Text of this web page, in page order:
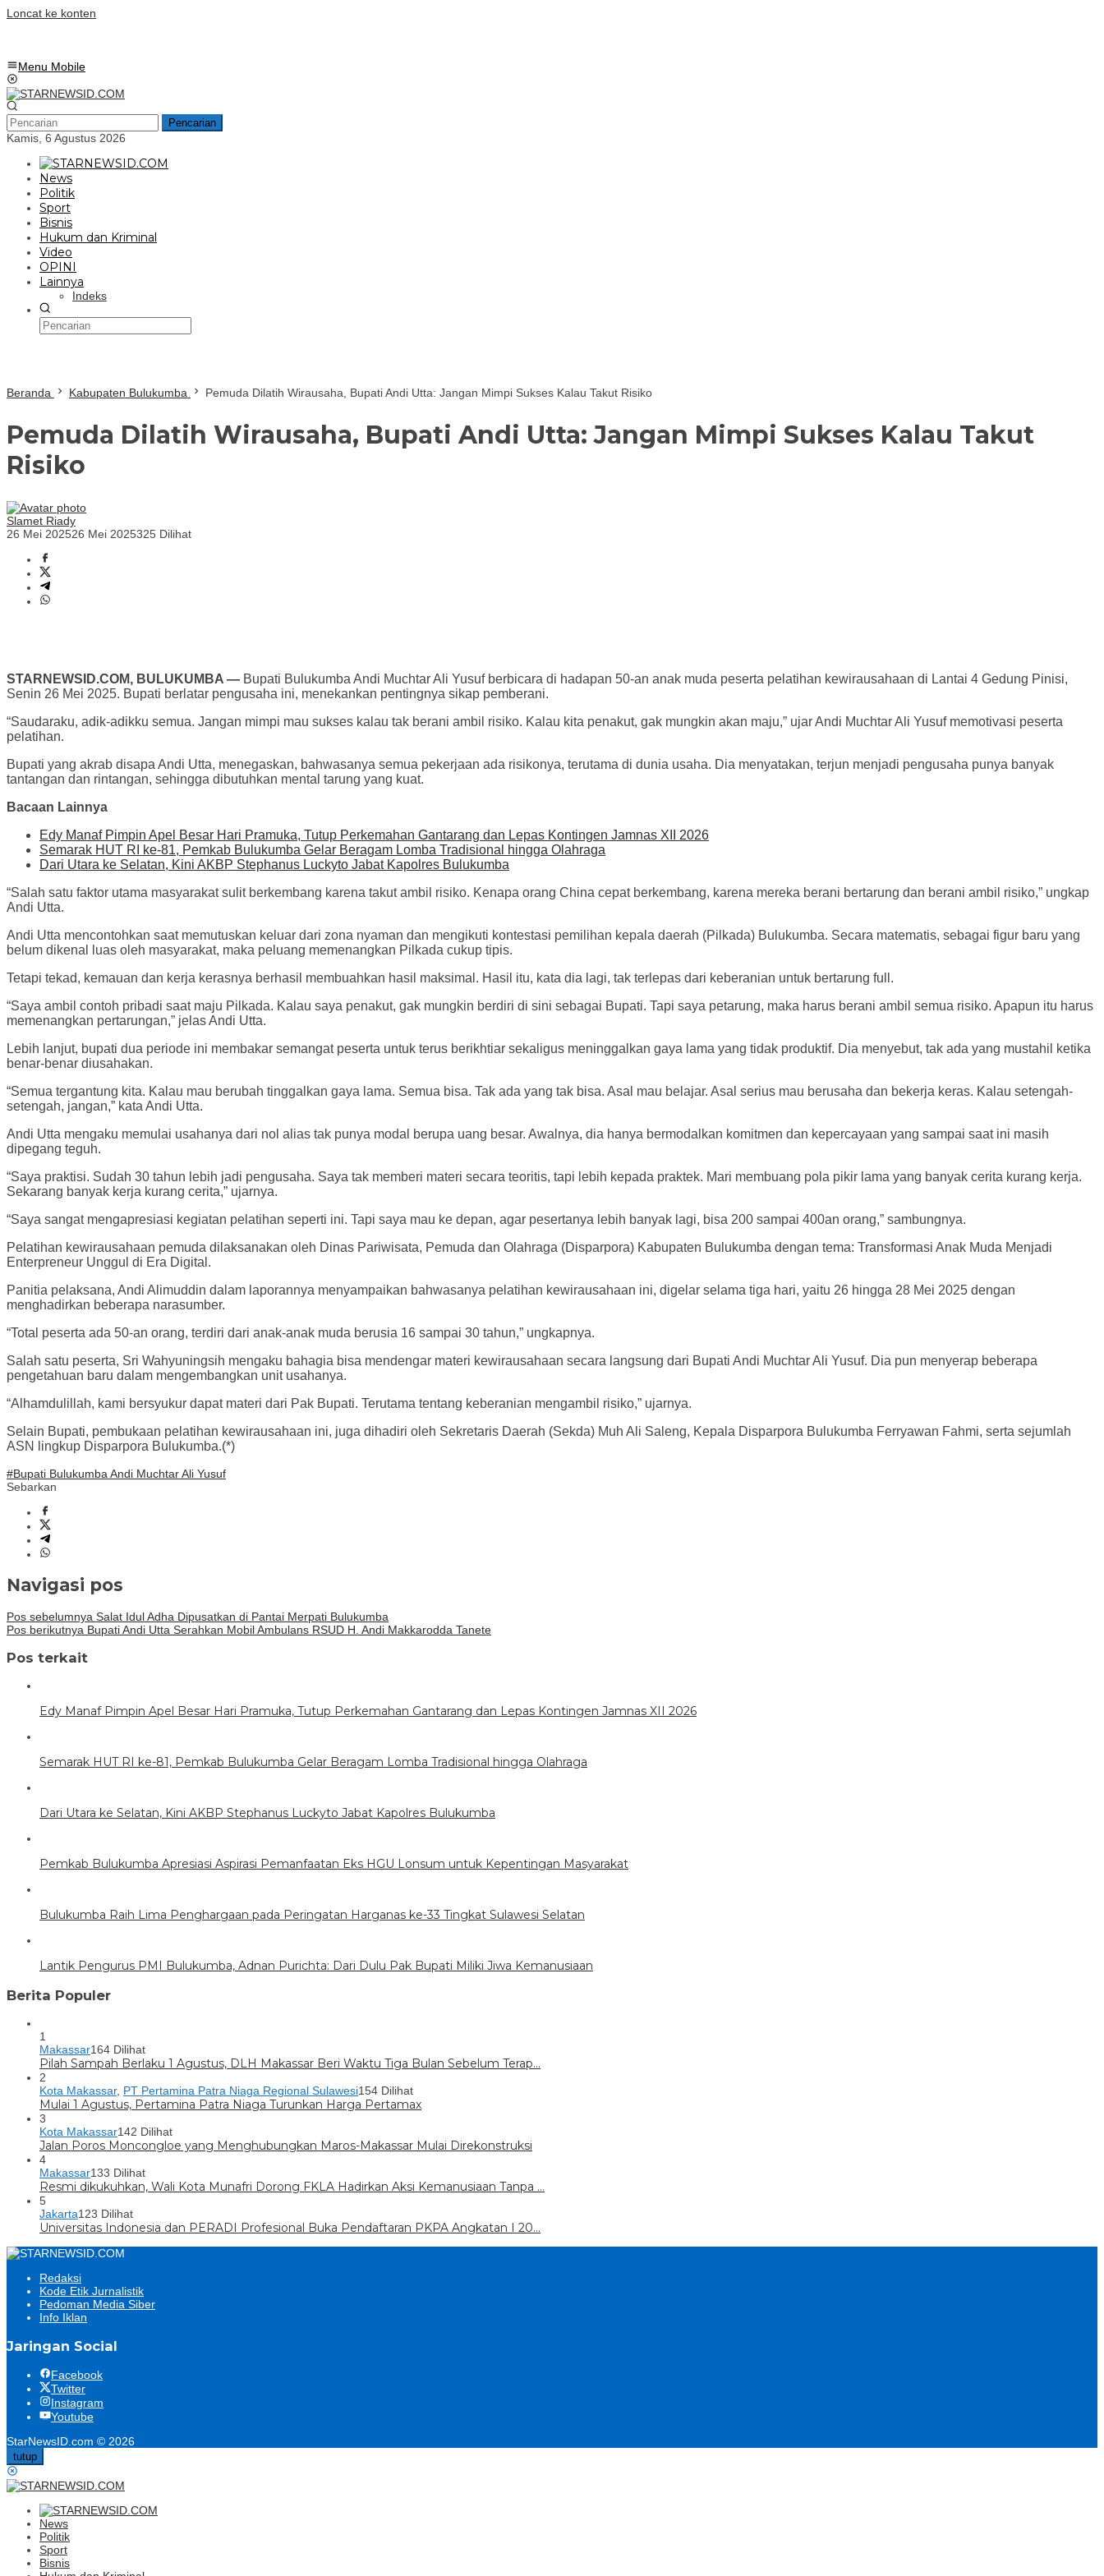
Loncat ke konten
Menu Mobile
Pencarian
Kamis, 6 Agustus 2026
News
Politik
Sport
Bisnis
Hukum dan Kriminal
Video
OPINI
Lainnya
Indeks
Beranda Kabupaten Bulukumba Pemuda Dilatih Wirausaha, Bupati Andi Utta: Jangan Mimpi Sukses Kalau Takut Risiko
Pemuda Dilatih Wirausaha, Bupati Andi Utta: Jangan Mimpi Sukses Kalau Takut
Risiko
Slamet Riady
26 Mei 202526 Mei 2025325 Dilihat
STARNEWSID.COM, BULUKUMBA — Bupati Bulukumba Andi Muchtar Ali Yusuf berbicara di hadapan 50-an anak muda peserta pelatihan kewirausahaan di Lantai 4 Gedung Pinisi,
Senin 26 Mei 2025. Bupati berlatar pengusaha ini, menekankan pentingnya sikap pemberani.
“Saudaraku, adik-adikku semua. Jangan mimpi mau sukses kalau tak berani ambil risiko. Kalau kita penakut, gak mungkin akan maju,” ujar Andi Muchtar Ali Yusuf memotivasi peserta
pelatihan.
Bupati yang akrab disapa Andi Utta, menegaskan, bahwasanya semua pekerjaan ada risikonya, terutama di dunia usaha. Dia menyatakan, terjun menjadi pengusaha punya banyak
tantangan dan rintangan, sehingga dibutuhkan mental tarung yang kuat.
Bacaan Lainnya
Edy Manaf Pimpin Apel Besar Hari Pramuka, Tutup Perkemahan Gantarang dan Lepas Kontingen Jamnas XII 2026
Semarak HUT RI ke-81, Pemkab Bulukumba Gelar Beragam Lomba Tradisional hingga Olahraga
Dari Utara ke Selatan, Kini AKBP Stephanus Luckyto Jabat Kapolres Bulukumba
“Salah satu faktor utama masyarakat sulit berkembang karena takut ambil risiko. Kenapa orang China cepat berkembang, karena mereka berani bertarung dan berani ambil risiko,” ungkap
Andi Utta.
Andi Utta mencontohkan saat memutuskan keluar dari zona nyaman dan mengikuti kontestasi pemilihan kepala daerah (Pilkada) Bulukumba. Secara matematis, sebagai figur baru yang
belum dikenal luas oleh masyarakat, maka peluang memenangkan Pilkada cukup tipis.
Tetapi tekad, kemauan dan kerja kerasnya berhasil membuahkan hasil maksimal. Hasil itu, kata dia lagi, tak terlepas dari keberanian untuk bertarung full.
“Saya ambil contoh pribadi saat maju Pilkada. Kalau saya penakut, gak mungkin berdiri di sini sebagai Bupati. Tapi saya petarung, maka harus berani ambil semua risiko. Apapun itu harus
memenangkan pertarungan,” jelas Andi Utta.
Lebih lanjut, bupati dua periode ini membakar semangat peserta untuk terus berikhtiar sekaligus meninggalkan gaya lama yang tidak produktif. Dia menyebut, tak ada yang mustahil ketika
benar-benar diusahakan.
“Semua tergantung kita. Kalau mau berubah tinggalkan gaya lama. Semua bisa. Tak ada yang tak bisa. Asal mau belajar. Asal serius mau berusaha dan bekerja keras. Kalau setengah-
setengah, jangan,” kata Andi Utta.
Andi Utta mengaku memulai usahanya dari nol alias tak punya modal berupa uang besar. Awalnya, dia hanya bermodalkan komitmen dan kepercayaan yang sampai saat ini masih
dipegang teguh.
“Saya praktisi. Sudah 30 tahun lebih jadi pengusaha. Saya tak memberi materi secara teoritis, tapi lebih kepada praktek. Mari membuang pola pikir lama yang banyak cerita kurang kerja.
Sekarang banyak kerja kurang cerita,” ujarnya.
“Saya sangat mengapresiasi kegiatan pelatihan seperti ini. Tapi saya mau ke depan, agar pesertanya lebih banyak lagi, bisa 200 sampai 400an orang,” sambungnya.
Pelatihan kewirausahaan pemuda dilaksanakan oleh Dinas Pariwisata, Pemuda dan Olahraga (Disparpora) Kabupaten Bulukumba dengan tema: Transformasi Anak Muda Menjadi
Enterpreneur Unggul di Era Digital.
Panitia pelaksana, Andi Alimuddin dalam laporannya menyampaikan bahwasanya pelatihan kewirausahaan ini, digelar selama tiga hari, yaitu 26 hingga 28 Mei 2025 dengan
menghadirkan beberapa narasumber.
“Total peserta ada 50-an orang, terdiri dari anak-anak muda berusia 16 sampai 30 tahun,” ungkapnya.
Salah satu peserta, Sri Wahyuningsih mengaku bahagia bisa mendengar materi kewirausahaan secara langsung dari Bupati Andi Muchtar Ali Yusuf. Dia pun menyerap beberapa
pengetahuan baru dalam mengembangkan unit usahanya.
“Alhamdulillah, kami bersyukur dapat materi dari Pak Bupati. Terutama tentang keberanian mengambil risiko,” ujarnya.
Selain Bupati, pembukaan pelatihan kewirausahaan ini, juga dihadiri oleh Sekretaris Daerah (Sekda) Muh Ali Saleng, Kepala Disparpora Bulukumba Ferryawan Fahmi, serta sejumlah
ASN lingkup Disparpora Bulukumba.(*)
#Bupati Bulukumba Andi Muchtar Ali Yusuf
Sebarkan
Navigasi pos
Pos sebelumnya Salat Idul Adha Dipusatkan di Pantai Merpati Bulukumba
Pos berikutnya Bupati Andi Utta Serahkan Mobil Ambulans RSUD H. Andi Makkarodda Tanete
Pos terkait
Edy Manaf Pimpin Apel Besar Hari Pramuka, Tutup Perkemahan Gantarang dan Lepas Kontingen Jamnas XII 2026
Semarak HUT RI ke-81, Pemkab Bulukumba Gelar Beragam Lomba Tradisional hingga Olahraga
Dari Utara ke Selatan, Kini AKBP Stephanus Luckyto Jabat Kapolres Bulukumba
Pemkab Bulukumba Apresiasi Aspirasi Pemanfaatan Eks HGU Lonsum untuk Kepentingan Masyarakat
Bulukumba Raih Lima Penghargaan pada Peringatan Harganas ke-33 Tingkat Sulawesi Selatan
Lantik Pengurus PMI Bulukumba, Adnan Purichta: Dari Dulu Pak Bupati Miliki Jiwa Kemanusiaan
Berita Populer
1
Makassar164 Dilihat
Pilah Sampah Berlaku 1 Agustus, DLH Makassar Beri Waktu Tiga Bulan Sebelum Terap…
2
Kota Makassar, PT Pertamina Patra Niaga Regional Sulawesi154 Dilihat
Mulai 1 Agustus, Pertamina Patra Niaga Turunkan Harga Pertamax
3
Kota Makassar142 Dilihat
Jalan Poros Moncongloe yang Menghubungkan Maros-Makassar Mulai Direkonstruksi
4
Makassar133 Dilihat
Resmi dikukuhkan, Wali Kota Munafri Dorong FKLA Hadirkan Aksi Kemanusiaan Tanpa …
5
Jakarta123 Dilihat
Universitas Indonesia dan PERADI Profesional Buka Pendaftaran PKPA Angkatan I 20…
Redaksi
Kode Etik Jurnalistik
Pedoman Media Siber
Info Iklan
Jaringan Social
Facebook
Twitter
Instagram
Youtube
StarNewsID.com © 2026
tutup
News
Politik
Sport
Bisnis